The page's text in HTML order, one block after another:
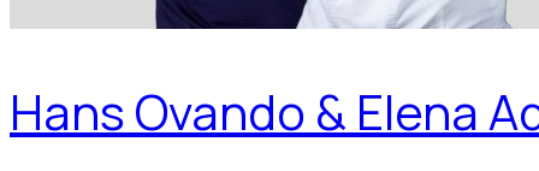
Hans Ovando & Elena